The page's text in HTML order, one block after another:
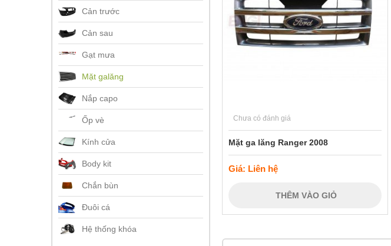
Chưa có đánh giá
Mặt ga lăng Ranger 2008
Giá: Liên hệ
THÊM VÀO GIỎ
Cản trước
Cản sau
Gạt mưa
Mặt galăng
Nắp capo
Ốp vè
Kính cửa
Body kit
Chắn bùn
Đuôi cá
Hệ thống khóa